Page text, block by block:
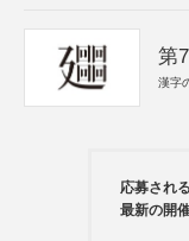
第
漢字
応募され
最新の開